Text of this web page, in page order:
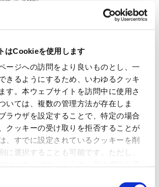
はCookieを使用します
ージへの訪問をより良いものとし、一
きるようにするため、いわゆるクッキ
す。本ウェブサイトを訪問中に使用さ
いては、複数の管理方法が存在しま
ラウザを設定することで、特定の場合
クッキーの受け取りを拒否することが
、すでに設定されているクッキーを削
に選択することも可能です。ただし、
（6.25MW）
野／洋野角浜太陽光発電所